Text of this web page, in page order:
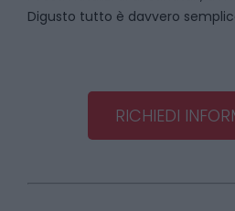
Digusto tutto è davvero
RICHIEDI